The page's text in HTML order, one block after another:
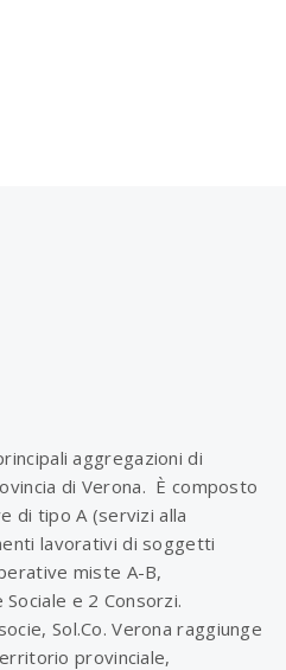
aggregazioni di
di Verona. È composto
di tipo A (servizi alla
lavorativi di soggetti
miste A-B,
e 2 Consorzi.
Sol.Co. Verona raggiunge
provinciale,